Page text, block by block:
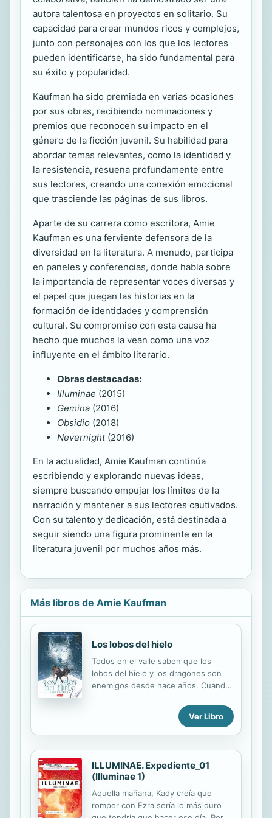
autora talentosa en proyectos en solitario. Su
capacidad para crear mundos ricos y complejos,
junto con personajes con los que los lectores
pueden identificarse, ha sido fundamental para
su éxito y popularidad.
Kaufman ha sido premiada en varias ocasiones
por sus obras, recibiendo nominaciones y
premios que reconocen su impacto en el
género de la ficción juvenil. Su habilidad para
abordar temas relevantes, como la identidad y
la resistencia, resuena profundamente entre
sus lectores, creando una conexión emocional
que trasciende las páginas de sus libros.
Aparte de su carrera como escritora, Amie
Kaufman es una ferviente defensora de la
diversidad en la literatura. A menudo, participa
en paneles y conferencias, donde habla sobre
la importancia de representar voces diversas y
el papel que juegan las historias en la
formación de identidades y comprensión
cultural. Su compromiso con esta causa ha
hecho que muchos la vean como una voz
influyente en el ámbito literario.
Obras destacadas:
Illuminae (2015)
Gemina (2016)
Obsidio (2018)
Nevernight(2016)
En la actualidad, Amie Kaufman continúa
escribiendo y explorando nuevas ideas,
siempre buscando empujar los límites de la
narración y mantener a sus lectores cautivados.
Con su talento y dedicación, está destinada a
seguir siendo una figura prominente en la
literatura juvenil por muchos años más.
Más libros de Amie Kaufman
Los lobos del hielo
Todos en el valle saben que los
lobos del hielo y los dragones son
enemigos desde hace años. Cuando
adquiere la forma de lobo, mientras
que su hermana gemela, Rayna, la de
dragón, las dudas sobre su relación
nada a los crueles y brutales
dragones que se la llevaron,
reclamando que era uno de los
suyos. Para poder rescatar a su
Ver Libro
ILLUMINAE. Expediente_01
(Illuminae 1)
Aquella mañana, Kady creía que
romper con Ezra sería lo más duro